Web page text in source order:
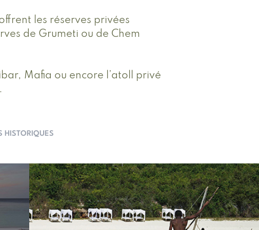
les réserves privées
de Grumeti ou de Chem
Mafia ou encore l’atoll privé
HISTORIQUES